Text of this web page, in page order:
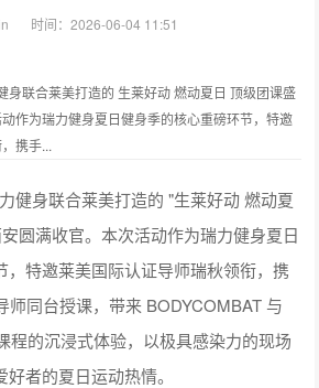
时间：2026-06-04 11:51
身联合莱美打造的 生莱好动 燃动夏日 顶级团课盛
作为瑞力健身夏日健身季的核心重磅环节，特邀
携手...
身联合莱美打造的 "生莱好动 燃动夏
圆满收官。本次活动作为瑞力健身夏日
，特邀莱美国际认证导师瑞秋领衔，携
师同台授课，带来 BODYCOMBAT 与
程的沉浸式体验，以极具感染力的现场
者的夏日运动热情。